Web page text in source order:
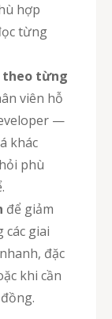
hợp
từng
theo từng
viên hỗ
—
khác
phù
để giảm
giai
đặc
khi cần